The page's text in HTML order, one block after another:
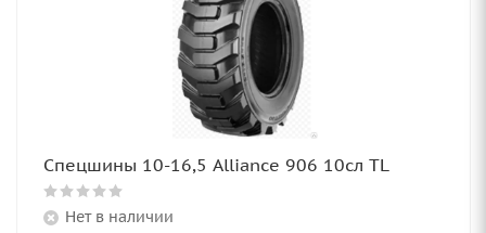
Спецшины 10-16,5 Alliance 906 10сл TL
Нет в наличии